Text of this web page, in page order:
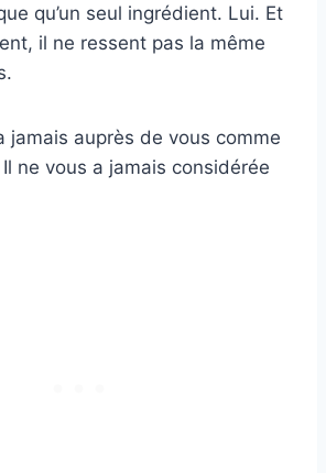
qu’un seul ingrédient. Lui. Et
il ne ressent pas la même
jamais auprès de vous comme
Il ne vous a jamais considérée